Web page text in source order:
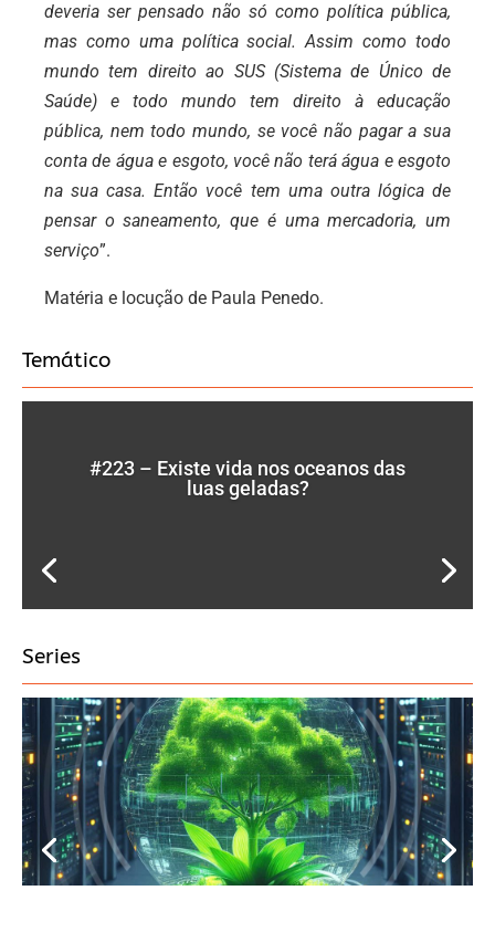
deveria ser pensado não só como política pública,
mas como uma política social. Assim como todo
mundo tem direito ao SUS (Sistema de Único de
Saúde) e todo mundo tem direito à educação
pública, nem todo mundo, se você não pagar a sua
conta de água e esgoto, você não terá água e esgoto
na sua casa. Então você tem uma outra lógica de
pensar o saneamento, que é uma mercadoria, um
serviço”.
Matéria e locução de Paula Penedo.
Temático
#223 – Existe vida nos oceanos das
luas geladas?
Series